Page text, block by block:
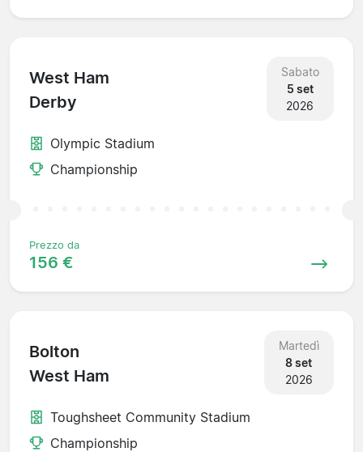
West Ham
Derby
Sabato
5 set
2026
Olympic Stadium
Championship
Prezzo da
156 €
Bolton
West Ham
Martedì
8 set
2026
Toughsheet Community Stadium
Championship